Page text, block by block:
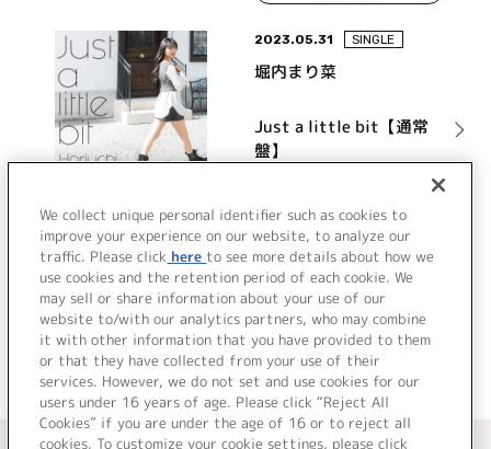
2023.05.31 SINGLE
堀内まり菜
Just a little bit【通常
盤】
詳細を見る
VIEW MORE
＜ カタログサイト トップページへ
We collect unique personal identifier such as cookies to
improve your experience on our website, to analyze our
traffic. Please click here to see more details about how we
use cookies and the retention period of each cookie. We
may sell or share information about your use of our
website to/with our analytics partners, who may combine
it with other information that you have provided to them
or that they have collected from your use of their
services. However, we do not set and use cookies for our
users under 16 years of age. Please click “Reject All
Cookies” if you are under the age of 16 or to reject all
cookies. To customize your cookie settings, please click